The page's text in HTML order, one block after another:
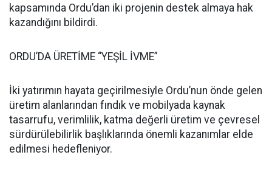
kapsamında Ordu’dan iki projenin destek almaya hak
kazandığını bildirdi.
ORDU’DA ÜRETİME “YEŞİL İVME”
İki yatırımın hayata geçirilmesiyle Ordu’nun önde gelen
üretim alanlarından fındık ve mobilyada kaynak
tasarrufu, verimlilik, katma değerli üretim ve çevresel
sürdürülebilirlik başlıklarında önemli kazanımlar elde
edilmesi hedefleniyor.